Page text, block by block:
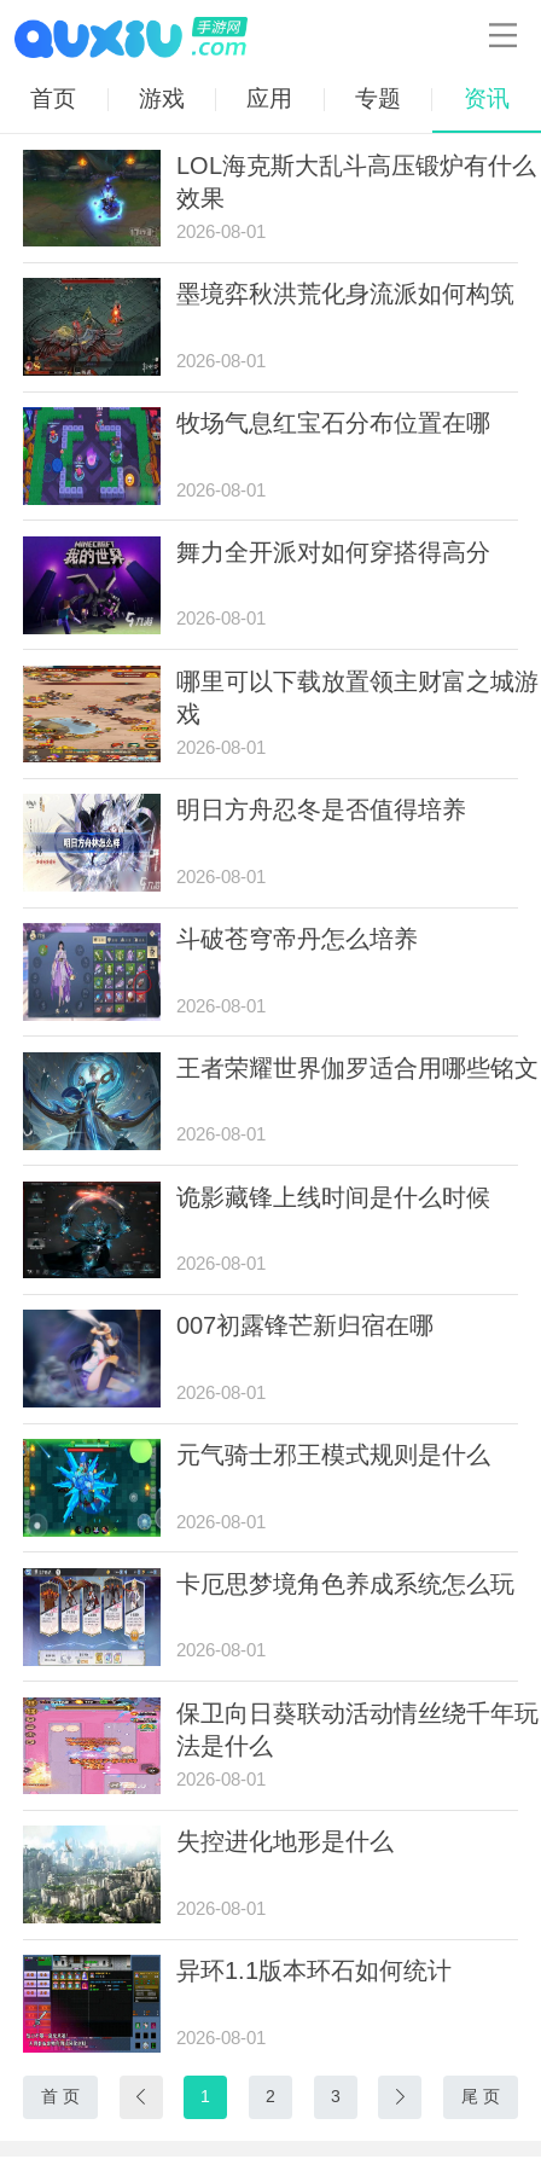

首页 游戏 应用 专题 资讯
LOL海克斯大乱斗高压锻炉有什么
效果
2026-08-01
墨境弈秋洪荒化身流派如何构筑
2026-08-01
牧场气息红宝石分布位置在哪
2026-08-01
舞力全开派对如何穿搭得高分
2026-08-01
哪里可以下载放置领主财富之城游
戏
2026-08-01
明日方舟忍冬是否值得培养
2026-08-01
斗破苍穹帝丹怎么培养
2026-08-01
王者荣耀世界伽罗适合用哪些铭文
2026-08-01
诡影藏锋上线时间是什么时候
2026-08-01
007初露锋芒新归宿在哪
2026-08-01
元气骑士邪王模式规则是什么
2026-08-01
卡厄思梦境角色养成系统怎么玩
2026-08-01
保卫向日葵联动活动情丝绕千年玩
法是什么
2026-08-01
失控进化地形是什么
2026-08-01
异环1.1版本环石如何统计
2026-08-01
首 页  1 2 3  尾 页